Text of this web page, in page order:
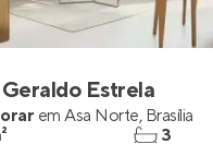
Estrela
em Asa Norte, Brasília
3